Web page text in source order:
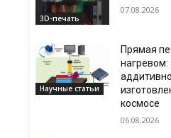
3D-печать
07.08.2026
Научные статьи
Прямая
нагревом:
космосе
06.08.2026